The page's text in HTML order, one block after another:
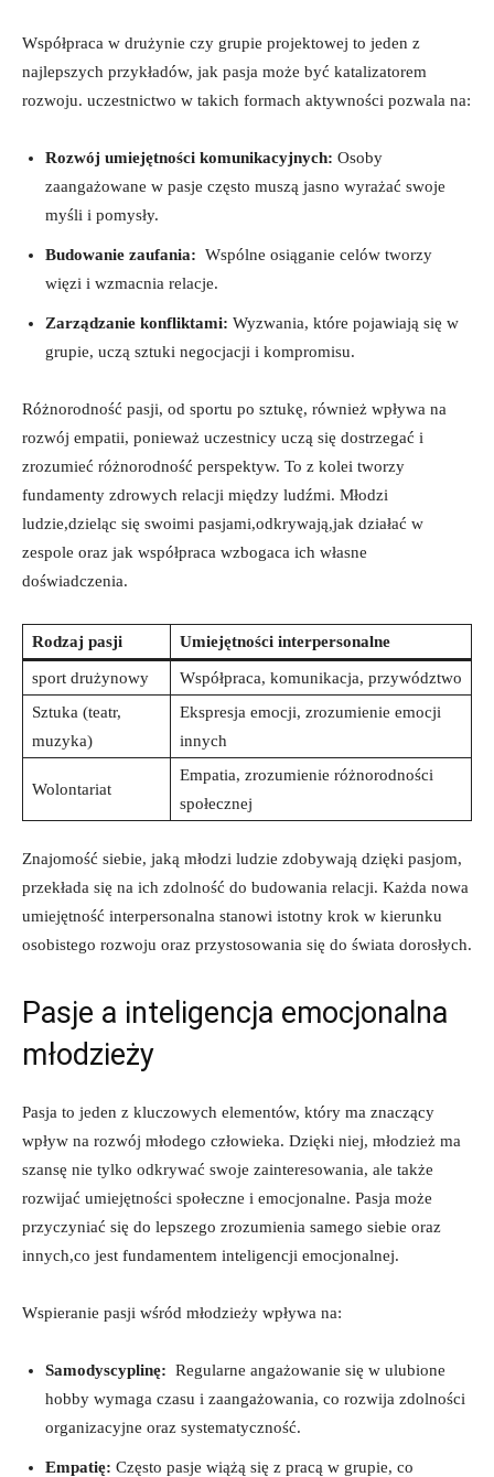
Współpraca w ‍drużynie czy grupie projektowej to jeden‌ z
najlepszych przykładów,‌ jak pasja może być katalizatorem⁤
rozwoju. uczestnictwo w takich formach aktywności pozwala na:
Rozwój umiejętności komunikacyjnych: Osoby
zaangażowane w pasje często‍ muszą jasno wyrażać swoje
myśli i pomysły.
Budowanie⁢ zaufania: ⁢ Wspólne osiąganie ⁢celów tworzy
⁢więzi i wzmacnia relacje.
Zarządzanie konfliktami: Wyzwania, które pojawiają ‍się ‍w
grupie, uczą‌ sztuki negocjacji ‌i kompromisu.
Różnorodność pasji, od‌ sportu po ⁣sztukę, również wpływa ⁤na
rozwój empatii, ponieważ uczestnicy​ uczą się dostrzegać i
zrozumieć różnorodność perspektyw. To z‍ kolei tworzy
fundamenty zdrowych ‌relacji między ludźmi. ⁣Młodzi
ludzie,dzieląc się swoimi pasjami,odkrywają,jak działać ⁣w
zespole oraz jak współpraca wzbogaca ich własne‍
doświadczenia.
Rodzaj pasji Umiejętności interpersonalne
sport drużynowy
Współpraca, ‌komunikacja, przywództwo
Sztuka ⁣(teatr,⁣
muzyka)
Ekspresja emocji, zrozumienie emocji
innych
Wolontariat
Empatia, zrozumienie różnorodności
społecznej
Znajomość siebie, jaką młodzi ludzie zdobywają ​dzięki pasjom,
⁣przekłada ⁣się ⁤na ich zdolność do budowania relacji.⁢ Każda nowa
umiejętność ⁤interpersonalna stanowi istotny krok w ‌kierunku
osobistego rozwoju oraz ⁤przystosowania się ⁢do świata dorosłych.
Pasje a inteligencja ⁣emocjonalna
młodzieży
Pasja to jeden z kluczowych elementów, który ma znaczący
wpływ na rozwój‌ młodego człowieka. Dzięki niej, młodzież ​ma
szansę nie tylko odkrywać⁢ swoje zainteresowania, ale także⁣
rozwijać⁣ umiejętności‍ społeczne ‍i emocjonalne. Pasja może
przyczyniać​ się do lepszego ​zrozumienia ​samego siebie oraz
innych,co jest fundamentem inteligencji ⁣emocjonalnej.
Wspieranie pasji wśród ​młodzieży wpływa na:
Samodyscyplinę: ‍ Regularne angażowanie się ⁢w ⁣ulubione
hobby wymaga czasu ⁢i zaangażowania, ‌co rozwija zdolności
organizacyjne oraz systematyczność.
Empatię: ‍Często pasje wiążą się z pracą w grupie, co